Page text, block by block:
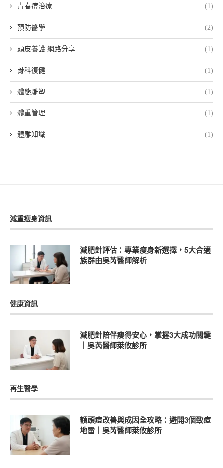
青春痘治療 (1)
預防醫學 (2)
頭皮養護 網路分享 (1)
骨科復健 (1)
體態雕塑 (1)
體重管理 (1)
體雕知識 (1)
減重瘦身資訊
減肥針評估：專業瘦身新選擇，5大合適
族群由吳芮醫師解析
健康資訊
減肥針陪伴瘦得安心，掌握3大成功關鍵
｜吳芮醫師萊攸診所
再生醫學
額頭痘改善與成因全攻略：避開3個致痘
地雷｜吳芮醫師萊攸診所